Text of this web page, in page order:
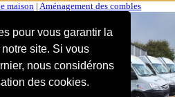
pour vous garantir la
site. Si vous
nous considérons
des cookies.
maison Aménagement des combles